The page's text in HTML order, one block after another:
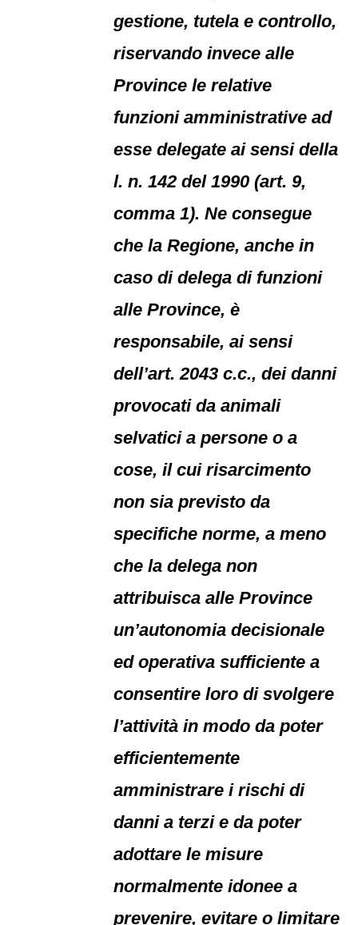
gestione, tutela e controllo,
riservando invece alle
Province le relative
funzioni amministrative ad
esse delegate ai sensi della
l. n. 142 del 1990 (art. 9,
comma 1). Ne consegue
che la Regione, anche in
caso di delega di funzioni
alle Province, è
responsabile, ai sensi
dell’art. 2043 c.c., dei danni
provocati da animali
selvatici a persone o a
cose, il cui risarcimento
non sia previsto da
specifiche norme, a meno
che la delega non
attribuisca alle Province
un’autonomia decisionale
ed operativa sufficiente a
consentire loro di svolgere
l’attività in modo da poter
efficientemente
amministrare i rischi di
danni a terzi e da poter
adottare le misure
normalmente idonee a
prevenire, evitare o limitare